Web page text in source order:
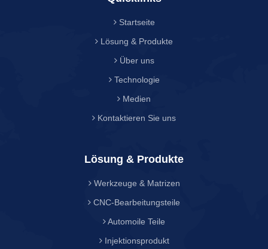
Startseite
Lösung & Produkte
Über uns
Technologie
Medien
Kontaktieren Sie uns
Lösung & Produkte
Werkzeuge & Matrizen
CNC-Bearbeitungsteile
Automoile Teile
Injektionsprodukt